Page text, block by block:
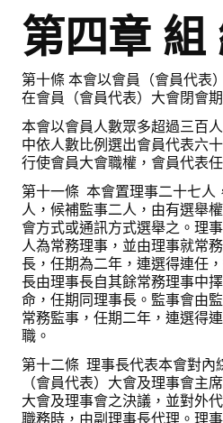
第四章 組
第十條 本會以會員（會員代表
在會員（會員代表）大會閉會
本會以會員人數眾多超過三百
中依人數比例選出會員代表六
行使會員大會職權，會員代表
第十一條 本會置理事二十七人
人，候補監事二人，由有選舉
會方式或通訊方式選舉之。理
人為常務理事，並由理事就常
長，任期為二年，連選得連任
長由理事長自其餘常務理事中
命，任期同理事長。監事會由
常務監事，任期二年，連選得
職。
第十二條 理事長代表本會對內
（會員代表）大會及理事會主
大會及理事會之決議，並對外
職務時，由副理事長代理。理